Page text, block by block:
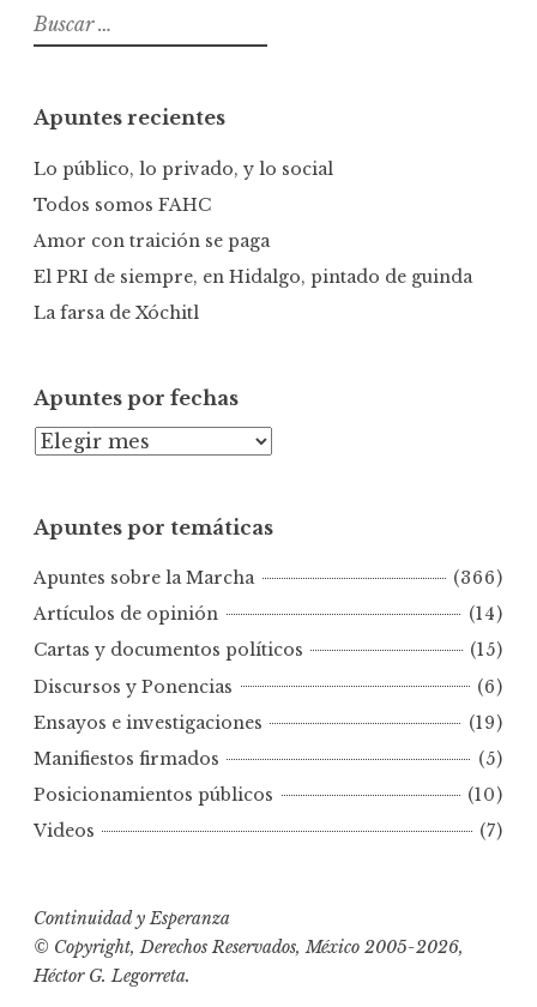
B
u
r
Apuntes recientes
Lo público, lo privado, y lo social
Todos somos FAHC
Amor con traición se paga
El PRI de siempre, en Hidalgo, pintado de guinda
La farsa de Xóchitl
Apuntes por fechas
A
n
e
s
p
r
f
e
c
a
Apuntes por temáticas
Apuntes sobre la Marcha
(366)
Artículos de opinión
(14)
Cartas y documentos políticos
(15)
Discursos y Ponencias
(6)
Ensayos e investigaciones
(19)
Manifiestos firmados
(5)
Posicionamientos públicos
(10)
Videos
(7)
Continuidad y Esperanza
© Copyright, Derechos Reservados, México 2005-2026,
Héctor G. Legorreta.